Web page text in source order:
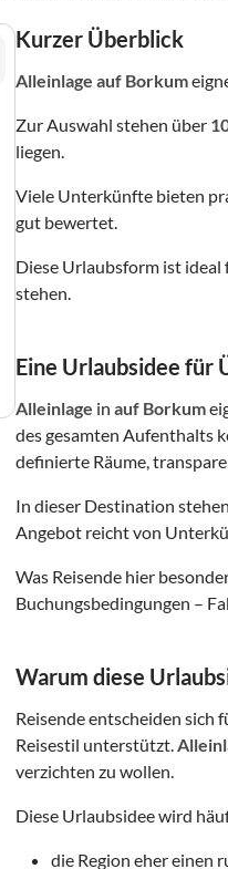
Kurzer Überblick
Alleinlage auf Borkum
Zur Auswahl stehen über
liegen.
Viele Unterkünfte bieten
gut bewertet.
Diese Urlaubsform ist
stehen.
Eine Urlaubsidee
Alleinlage in auf Borkum
des gesamten Aufenthalts
definierte Räume,
In dieser Destination stehen
Angebot reicht von
Was Reisende hier
Buchungsbedingungen –
Warum diese
Reisende entscheiden sich
Reisestil unterstützt.
verzichten zu wollen.
Diese Urlaubsidee wird
die Region eher einen